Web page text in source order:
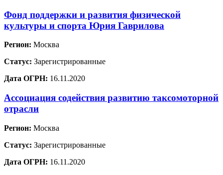
Фонд поддержки и развития физической
культуры и спорта Юрия Гаврилова
Регион: Москва
Статус: Зарегистрированные
Дата ОГРН: 16.11.2020
Ассоциация содействия развитию таксомоторной
отрасли
Регион: Москва
Статус: Зарегистрированные
Дата ОГРН: 16.11.2020